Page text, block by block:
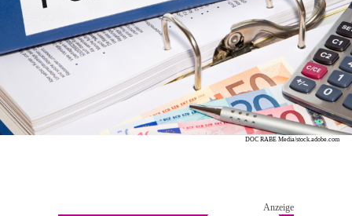
DOC RABE Media/stock.adobe.com